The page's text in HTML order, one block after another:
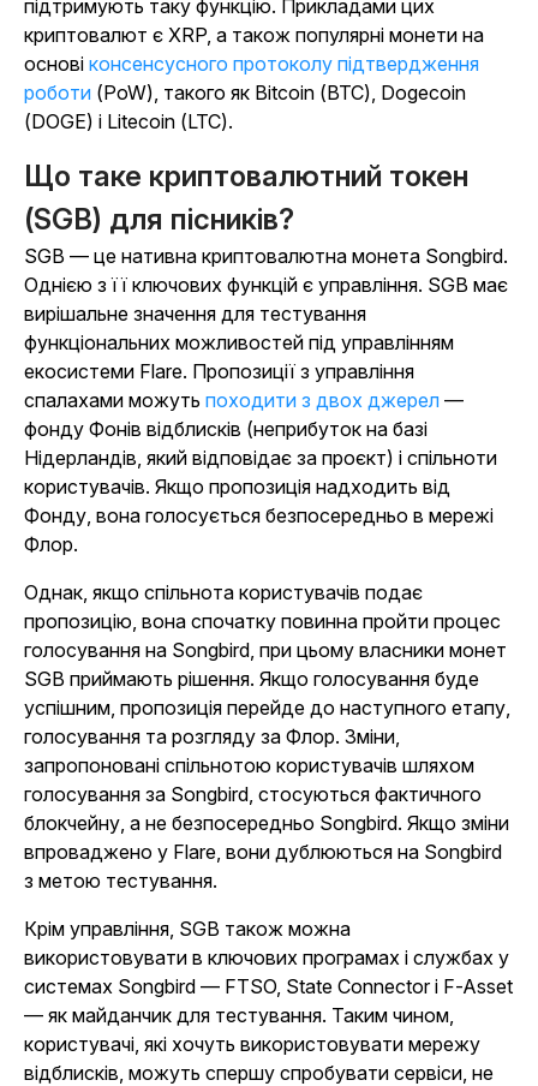
підтримують таку функцію. Прикладами цих
криптовалют є XRP, а також популярні монети на
основі консенсусного протоколу підтвердження
роботи (PoW), такого як Bitcoin (BTC), Dogecoin
(DOGE) і Litecoin (LTC).
Що таке криптовалютний токен
(SGB) для пісників?
SGB — це нативна криптовалютна монета Songbird.
Однією з її ключових функцій є управління. SGB має
вирішальне значення для тестування
функціональних можливостей під управлінням
екосистеми Flare. Пропозиції з управління
спалахами можуть походити з двох джерел —
фонду Фонів відблисків (неприбуток на базі
Нідерландів, який відповідає за проєкт) і спільноти
користувачів. Якщо пропозиція надходить від
Фонду, вона голосується безпосередньо в мережі
Флор.
Однак, якщо спільнота користувачів подає
пропозицію, вона спочатку повинна пройти процес
голосування на Songbird, при цьому власники монет
SGB приймають рішення. Якщо голосування буде
успішним, пропозиція перейде до наступного етапу,
голосування та розгляду за Флор. Зміни,
запропоновані спільнотою користувачів шляхом
голосування за Songbird, стосуються фактичного
блокчейну, а не безпосередньо Songbird. Якщо зміни
впроваджено у Flare, вони дублюються на Songbird
з метою тестування.
Крім управління, SGB також можна
використовувати в ключових програмах і службах у
системах Songbird — FTSO, State Connector і F-Asset
— як майданчик для тестування. Таким чином,
користувачі, які хочуть використовувати мережу
відблисків, можуть спершу спробувати сервіси, не